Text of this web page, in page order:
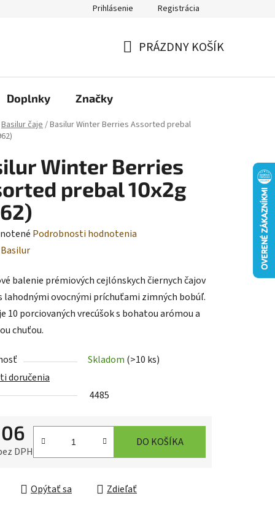
Prihlásenie Registrácia
PRÁZDNY KOŠÍK
Doplnky Značky
Basilur čaje/Basilur Winter Berries Assorted prebal
Winter Berries
prebal 10x2g
Podrobnosti hodnotenia
Basilur
balenie prémiových cejlónskych čiernych čajov
lahodnými ovocnými príchuťami zimných bobúľ.
10 porciovaných vrecúšok s bohatou arómou a
chuťou.
Skladom (>10 ks)
doručenia
4485
DPH
DO KOŠÍKA
Opýtať sa Zdieľať